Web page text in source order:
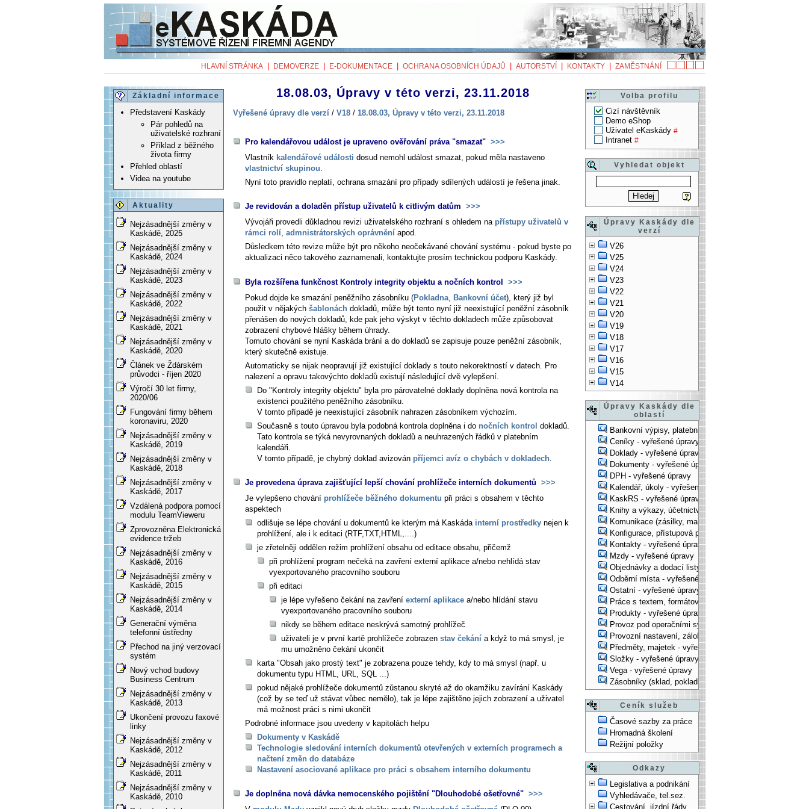
HLAVNÍ STRÁNKA DEMOVERZE E-DOKUMENTACE OCHRANA OSOBNÍCH ÚDAJŮ AUTORSTVÍ KONTAKTY ZAMĚSTNÁNÍ
Základní informace
Představení Kaskády
Pár pohledů na
uživatelské rozhraní
Příklad z běžného
života firmy
Přehled oblastí
Videa na youtube
Aktuality
Nejzásadnější změny v
Kaskádě, 2025
Nejzásadnější změny v
Kaskádě, 2024
Nejzásadnější změny v
Kaskádě, 2023
Nejzásadnější změny v
Kaskádě, 2022
Nejzásadnější změny v
Kaskádě, 2021
Nejzásadnější změny v
Kaskádě, 2020
Článek ve Ždárském
průvodci - říjen 2020
Výročí 30 let firmy,
2020/06
Fungování firmy během
koronaviru, 2020
Nejzásadnější změny v
Kaskádě, 2019
Nejzásadnější změny v
Kaskádě, 2018
Nejzásadnější změny v
Kaskádě, 2017
Vzdálená podpora pomocí
modulu TeamVieweru
Zprovozněna Elektronická
evidence tržeb
Nejzásadnější změny v
Kaskádě, 2016
Nejzásadnější změny v
Kaskádě, 2015
Nejzásadnější změny v
Kaskádě, 2014
Generační výměna
telefonní ústředny
Přechod na jiný verzovací
systém
Nový vchod budovy
Business Centrum
Nejzásadnější změny v
Kaskádě, 2013
Ukončení provozu faxové
linky
Nejzásadnější změny v
Kaskádě, 2012
Nejzásadnější změny v
Kaskádě, 2011
Nejzásadnější změny v
Kaskádě, 2010
Volba profilu
Cizí návštěvník
Demo eShop
Uživatel eKaskády #
Intranet #
Vyhledat objekt
Úpravy Kaskády dle
verzí
V26
V25
V24
V23
V22
V21
V20
V19
V18
V17
V16
V15
V14
Úpravy Kaskády dle
oblastí
Bankovní výpisy, platební příkazy - vyřešené úpravy
Ceníky - vyřešené úpravy
Doklady - vyřešené úpravy
Dokumenty - vyřešené úpravy
DPH - vyřešené úpravy
Kalendář, úkoly - vyřešené úpravy
KaskRS - vyřešené úpravy
Knihy a výkazy, účetnictví - vyřešené úpravy
Komunikace (zásilky, mail-systém, ...) - vyřešené úpravy
Konfigurace, přístupová práva, ... - vyřešené úpravy
Kontakty - vyřešené úpravy
Mzdy - vyřešené úpravy
Objednávky a dodací listy - vyřešené úpravy
Odběrní místa - vyřešené úpravy
Ostatní - vyřešené úpravy
Práce s textem, formátování, ... - vyřešené úpravy
Produkty - vyřešené úpravy
Provoz pod operačními systémy, technologické věci -
Provozní nastavení, zálohování, instalace, ... -
Předměty, majetek - vyřešené úpravy
Složky - vyřešené úpravy
Vega - vyřešené úpravy
Zásobníky (sklad, pokladna, bank. účet) - vyřešené
Ceník služeb
Časové sazby za práce
Hromadná školení
Režijní položky
Odkazy
Legislativa a podnikání
Vyhledávače, tel.sez.
Cestování, jízdní řády
18.08.03, Úpravy v této verzi, 23.11.2018
Vyřešené úpravy dle verzí / V18 / 18.08.03, Úpravy v této verzi, 23.11.2018
Pro kalendářovou událost je upraveno ověřování práva "smazat" >>>
Vlastník kalendářové události dosud nemohl událost smazat, pokud měla nastaveno
vlastnictví skupinou.
Nyní toto pravidlo neplatí, ochrana smazání pro případy sdílených událostí je řešena jinak.
Je revidován a doladěn přístup uživatelů k citlivým datům >>>
Vývojáři provedli důkladnou revizi uživatelského rozhraní s ohledem na přístupy uživatelů v
rámci rolí, admnistrátorských oprávnění apod.
Důsledkem této revize může být pro někoho neočekávané chování systému - pokud byste po
aktualizaci něco takového zaznamenali, kontaktujte prosím technickou podporu Kaskády.
Byla rozšířena funkčnost Kontroly integrity objektu a nočních kontrol >>>
Pokud dojde ke smazání peněžního zásobníku (Pokladna Bankovní účet), který již byl
použit v nějakých šablonách dokladů, může být tento nyní již neexistující peněžní zásobník
přenášen do nových dokladů, kde pak jeho výskyt v těchto dokladech může způsobovat
zobrazení chybové hlášky během úhrady.
Tomuto chování se nyní Kaskáda brání a do dokladů se zapisuje pouze peněžní zásobník,
který skutečně existuje.
Automaticky se nijak neopravují již existující doklady s touto nekorektností v datech. Pro
nalezení a opravu takovýchto dokladů existují následující dvě vylepšení.
Do "Kontroly integrity objektu" byla pro párovatelné doklady doplněna nová kontrola na
existenci použitého peněžního zásobníku.
V tomto případě je neexistující zásobník nahrazen zásobníkem výchozím.
Současně s touto úpravou byla podobná kontrola doplněna i do nočních kontrol dokladů.
Tato kontrola se týká nevyrovnaných dokladů a neuhrazených řádků v platebním
kalendáři.
V tomto případě, je chybný doklad avizován příjemci avíz o chybách v dokladech
Je provedena úprava zajišťující lepší chování prohlížeče interních dokumentů >>>
Je vylepšeno chování prohlížeče běžného dokumentu při práci s obsahem v těchto
aspektech
odlišuje se lépe chování u dokumentů ke kterým má Kaskáda interní prostředky nejen k
prohlížení, ale i k editaci (RTF,TXT,HTML,....)
je zřetelněji oddělen režim prohlížení obsahu od editace obsahu, přičemž
při prohlížení program nečeká na zavření externí aplikace a/nebo nehlídá stav
vyexportovaného pracovního souboru
při editaci
je lépe vyřešeno čekání na zavření externí aplikace a/nebo hlídání stavu
vyexportovaného pracovního souboru
nikdy se během editace neskrývá samotný prohlížeč
uživateli je v první kartě prohlížeče zobrazen stav čekání a když to má smysl, je
mu umožněno čekání ukončit
karta "Obsah jako prostý text" je zobrazena pouze tehdy, kdy to má smysl (např. u
dokumentu typu HTML, URL, SQL ...)
pokud nějaké prohlížeče dokumentů zůstanou skryté až do okamžiku zavírání Kaskády
(což by se teď už stávat vůbec nemělo), tak je lépe zajištěno jejich zobrazení a uživatel
má možnost práci s nimi ukončit
Podrobné informace jsou uvedeny v kapitolách helpu
Dokumenty v Kaskádě
Technologie sledování interních dokumentů otevřených v externích programech a
načtení změn do databáze
Nastavení asociované aplikace pro práci s obsahem interního dokumentu
Je doplněna nová dávka nemocenského pojištění "Dlouhodobé ošetřovné" >>>